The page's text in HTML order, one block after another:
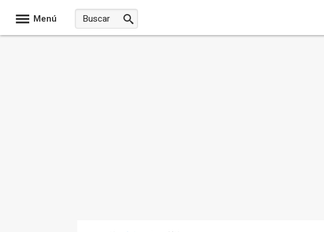
Menú